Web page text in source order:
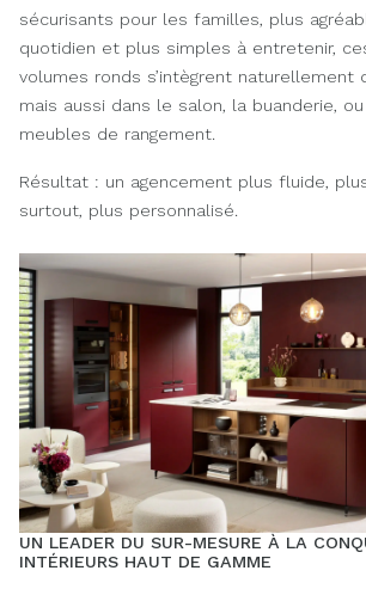
sécurisants pour les familles, plus
quotidien et plus simples à entretenir,
volumes ronds s’intègrent naturellement
mais aussi dans le salon, la buanderie,
meubles de rangement.
Résultat : un agencement plus fluide,
surtout, plus personnalisé.
UN LEADER DU SUR-MESURE À LA
INTÉRIEURS HAUT DE GAMME